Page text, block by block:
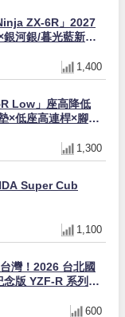
ZX-6R」2027
河銀/暮光藍新色
1,400
Low」座高降低
×低座高連桿×腳踏
1,300
Super Cub
1,100
灣！2026 台北國
版 YZF-R 系列限
600